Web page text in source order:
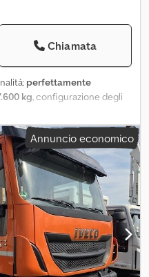
Chiamata
perfettamente
kg, configurazione degli
945 mm, colore:blu,
a disposizione due di questi
Goldhofer Modello:
Nvocef Anno: 2008 Peso
kg Portata utile: 33.000 kg
mm (max. telescopico
mm x 2.750 mm (estensibile
17,5 Extra: Trave di prolunga:
Annuncio economico